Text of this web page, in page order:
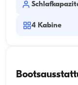
4 Kabine